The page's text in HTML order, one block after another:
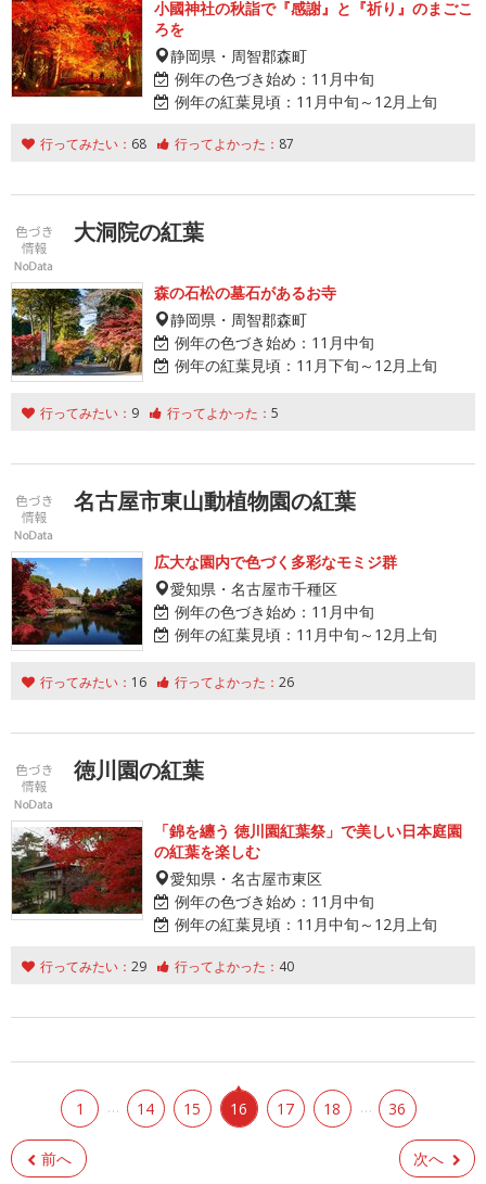
小國神社の秋詣で『感謝』と『祈り』のまごこ
ろを
静岡県・周智郡森町
例年の色づき始め： 11月中旬
例年の紅葉見頃： 11月中旬～12月上旬
行ってみたい： 68 行ってよかった： 87
大洞院の紅葉
森の石松の墓石があるお寺
静岡県・周智郡森町
例年の色づき始め： 11月中旬
例年の紅葉見頃： 11月下旬～12月上旬
行ってみたい： 9 行ってよかった： 5
名古屋市東山動植物園の紅葉
広大な園内で色づく多彩なモミジ群
愛知県・名古屋市千種区
例年の色づき始め： 11月中旬
例年の紅葉見頃： 11月中旬～12月上旬
行ってみたい： 16 行ってよかった： 26
徳川園の紅葉
「錦を纏う 徳川園紅葉祭」で美しい日本庭園
の紅葉を楽しむ
愛知県・名古屋市東区
例年の色づき始め： 11月中旬
例年の紅葉見頃： 11月中旬～12月上旬
行ってみたい： 29 行ってよかった： 40
前へ
1 … 14 15 16 17 18 … 36
次へ